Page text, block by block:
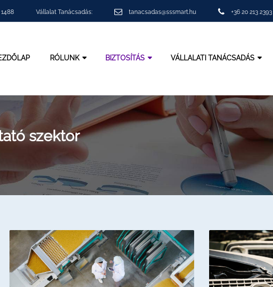
Vállalat Tanácsadás: tanacsadas@sssmart.hu +36 20 213 2393
RÓLUNK BIZTOSÍTÁS VÁLLALATI TANÁCSADÁS
szektor